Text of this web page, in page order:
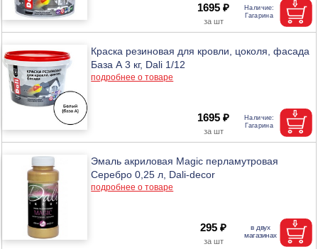
1695 ₽
Краска резиновая для кровли, цоколя, фасада
База А 3 кг, Dali 1/12
подробнее о товаре
1695 ₽
Эмаль акриловая Magic перламутровая
Серебро 0,25 л, Dali-decor
подробнее о товаре
295 ₽